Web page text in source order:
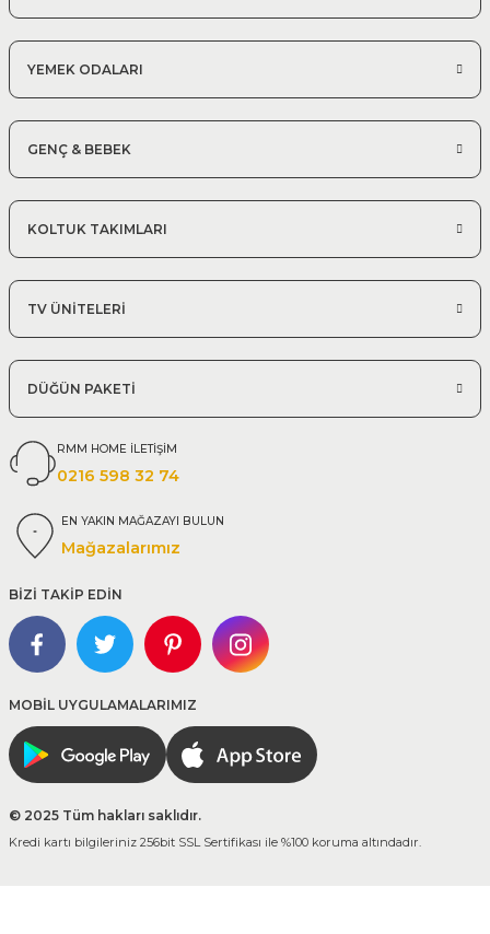
YEMEK ODALARI
GENÇ & BEBEK
KOLTUK TAKIMLARI
TV ÜNİTELERİ
DÜĞÜN PAKETİ
RMM HOME İLETİŞİM
0216 598 32 74
EN YAKIN MAĞAZAYI BULUN
Mağazalarımız
BİZİ TAKİP EDİN
MOBİL UYGULAMALARIMIZ
© 2025 Tüm hakları saklıdır.
Kredi kartı bilgileriniz 256bit SSL Sertifikası ile %100 koruma altındadır.